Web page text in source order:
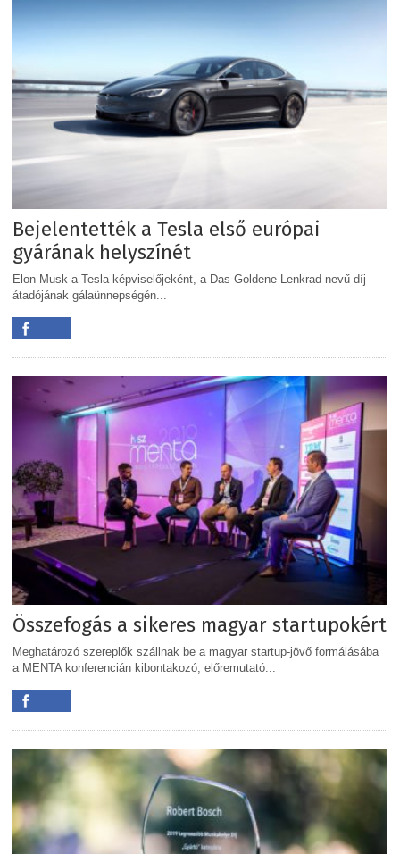
Bejelentették a Tesla első európai
gyárának helyszínét
Elon Musk a Tesla képviselőjeként, a Das Goldene Lenkrad nevű díj
átadójának gálaünnepségén...
Összefogás a sikeres magyar startupokért
Meghatározó szereplők szállnak be a magyar startup-jövő formálásába
a MENTA konferencián kibontakozó, előremutató...